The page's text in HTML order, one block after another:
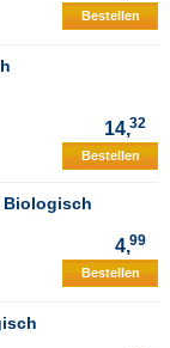
Bestellen
14,32
Bestellen
Biologisch
4,99
Bestellen